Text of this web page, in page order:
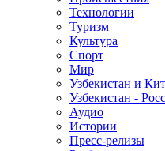
Технологии
Туризм
Культура
Спорт
Мир
Узбекистан и
Узбекистан -
Аудио
Истории
Пресс-релизы